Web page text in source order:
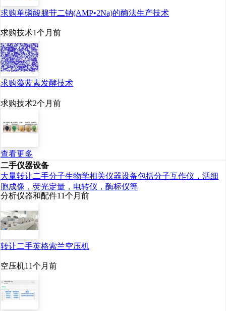
求购单磷酸腺苷二钠(AMP•2Na)的酶法生产技术
求购技术1个月前
求购藻蓝素发酵技术
求购技术2个月前
查看更多
二手仪器设备
大量转让二手分子生物学相关仪器设备包括分子互作仪，活细
胞成像，荧光定量，电转仪，酶标仪等
分析仪器和配件11个月前
转让二手英格索兰空压机
空压机11个月前